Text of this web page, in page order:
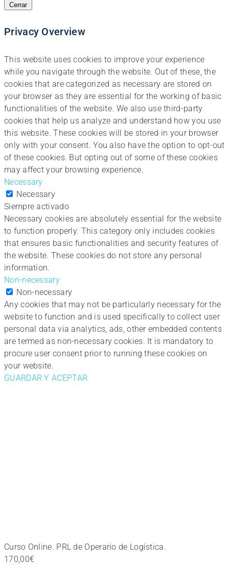
Cerrar
Privacy Overview
This website uses cookies to improve your experience
while you navigate through the website. Out of these, the
cookies that are categorized as necessary are stored on
your browser as they are essential for the working of basic
functionalities of the website. We also use third-party
cookies that help us analyze and understand how you use
this website. These cookies will be stored in your browser
only with your consent. You also have the option to opt-out
of these cookies. But opting out of some of these cookies
may affect your browsing experience.
Necessary
Necessary
Siempre activado
Necessary cookies are absolutely essential for the website
to function properly. This category only includes cookies
that ensures basic functionalities and security features of
the website. These cookies do not store any personal
information.
Non-necessary
Non-necessary
Any cookies that may not be particularly necessary for the
website to function and is used specifically to collect user
personal data via analytics, ads, other embedded contents
are termed as non-necessary cookies. It is mandatory to
procure user consent prior to running these cookies on
your website.
GUARDAR Y ACEPTAR
Curso Online. PRL de Operario de Logística.
170,00€